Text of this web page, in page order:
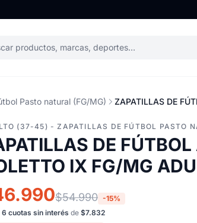
productos, marcas, deportes…
Pasto natural (FG/MG) ZAPATILLAS DE
(37-45) - ZAPATILLAS DE FÚTBOL PASTO
DE
IX FG/MG
$54.990 -15%
6 cuotas sin interés de $7.832